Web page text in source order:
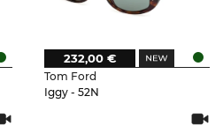
Tom Ford
Iggy - 52N
232,00 €